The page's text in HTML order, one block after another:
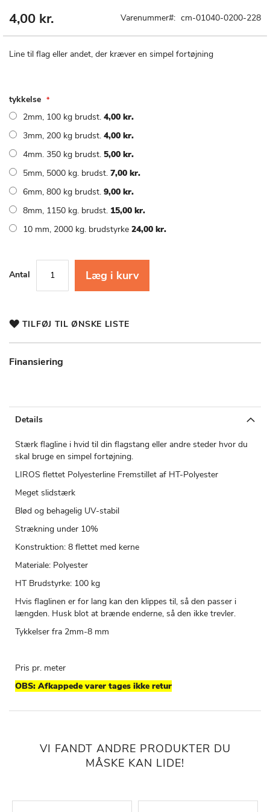
4,00 kr. Varenummer cm-01040-0200-228
Line til flag eller andet, der kræver en simpel fortøjning
tykkelse
2mm, 100 kg brudst. 4,00 kr.
3mm, 200 kg brudst. 4,00 kr.
4mm. 350 kg brudst. 5,00 kr.
5mm, 5000 kg. brudst. 7,00 kr.
6mm, 800 kg brudst. 9,00 kr.
8mm, 1150 kg. brudst. 15,00 kr.
10 mm, 2000 kg. brudstyrke 24,00 kr.
Antal Læg i kurv
TILFØJ TIL ØNSKE LISTE
Finansiering
Gå
af
Details
Stærk flagline i hvid til din flagstang eller andre steder hvor du
skal bruge en simpel fortøjning.
LIROS flettet Polyesterline Fremstillet af HT-Polyester
Meget slidstærk
Blød og behagelig UV-stabil
Strækning under 10%
Konstruktion: 8 flettet med kerne
Materiale: Polyester
HT Brudstyrke: 100 kg
Hvis flaglinen er for lang kan den klippes til, så den passer i
længden. Husk blot at brænde enderne, så den ikke trevler.
Tykkelser fra 2mm-8 mm
Pris pr. meter
OBS: Afkappede varer tages ikke retur
VI FANDT ANDRE PRODUKTER DU
MÅSKE KAN LIDE!